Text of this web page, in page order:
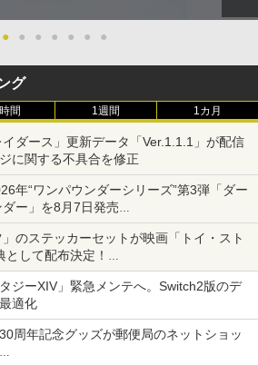
● ● ● ● ● ● ●
グ
間 1週間 1カ月
イダース」更新データ「Ver.1.1.1」が配信
に関する不具合を修正
年“ワンパウンダーシリーズ”第3弾「ダー
ー」を8月7日発売
ソース」を使用した超大型チーズバーガー
」のステッカーセットが映画「トイ・スト
して配布決定！
数量限定で配布
ジーXIV」緊急メンテへ。Switch2版のデ
適化
周年記念グッズが郵便局のネットショッ